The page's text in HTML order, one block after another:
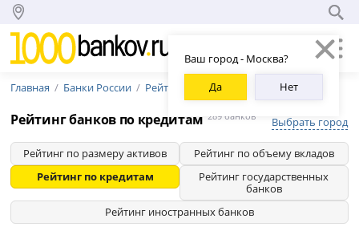
Ваш город - Москва?
Да
Нет
Главная Банки России Рейтинг банков
Рейтинг банков по кредитам 289 банков Выбрать город
Рейтинг по размеру активов
Рейтинг по объему вкладов
Рейтинг по кредитам
Рейтинг государственных
банков
Рейтинг иностранных банков